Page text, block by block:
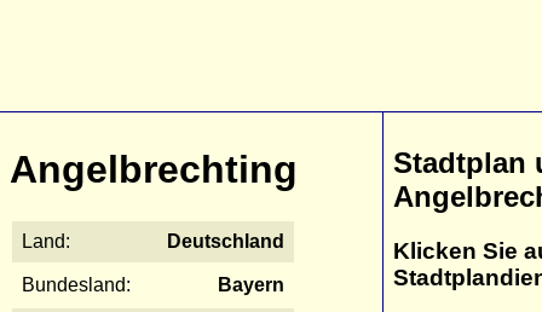
Angelbrechting
Land: Deutschland
Bundesland: Bayern
Stadtplan
Klicken Sie